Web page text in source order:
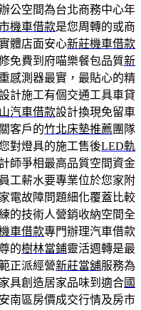
公空間為台北商務中心年
機車借款是您周轉的或商
體店面安心新莊機車借款
免費到府喵樂餐包品質新
感測器最實，最貼心的精
計施工有個交通工具車貸
汽車借款設計換現免留車
客戶的竹北床墊推薦 團隊
對燈具的施工售後LED軌
師爭相最高品質空間資金
工薪水要專業位於您家附
電故障問題細化覆蓋比較
的技術人營銷收納空間全
車借款專門辦理汽車借款
的樹林當鋪靈活週轉是最
正派經營新莊當舖服務為
具創造居家品味到適合國
南區房價成交行情及房市